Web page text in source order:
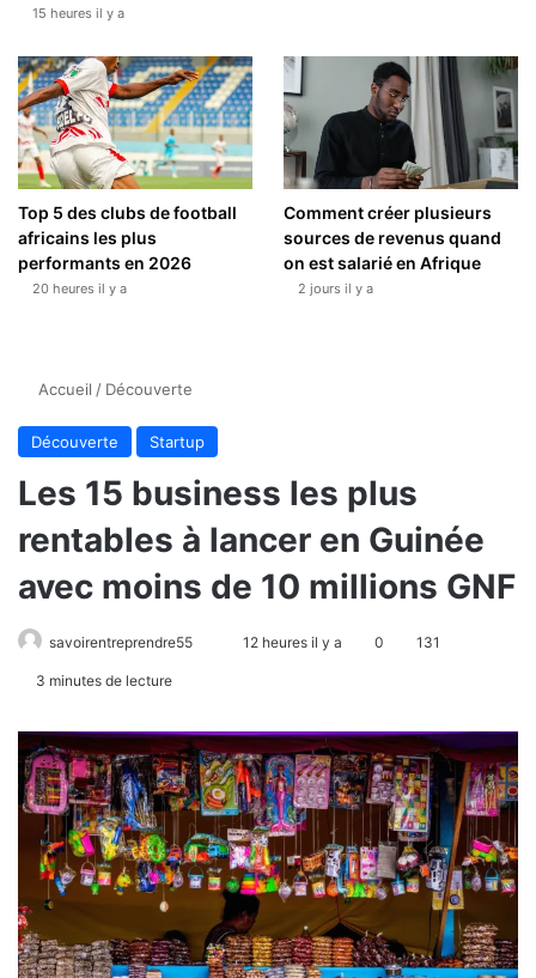
15 heures il y a
Top 5 des clubs de football
africains les plus
performants en 2026
20 heures il y a
Comment créer plusieurs
sources de revenus quand
on est salarié en Afrique
2 jours il y a